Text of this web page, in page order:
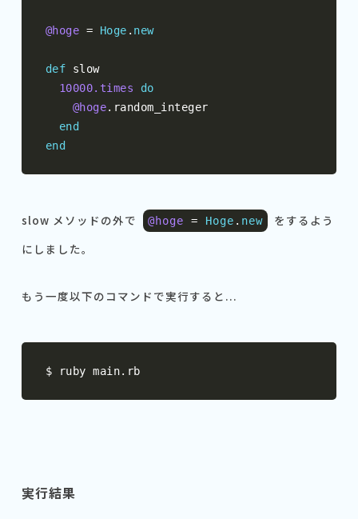
@hoge = Hoge . new
def slow
10000.times
do
@hoge. random_integer
end
end
slow メソッドの外で @hoge = Hoge . new
をするよう
にしました。
もう一度以下のコマンドで実行すると...
$ ruby main. rb
実行結果